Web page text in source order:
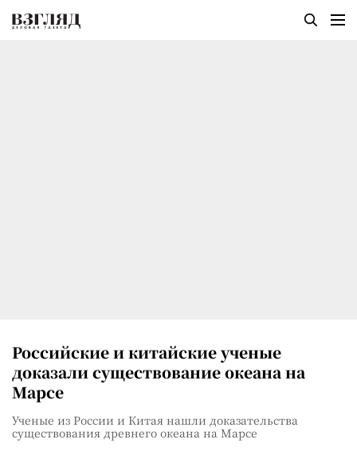
Российские и китайские ученые
доказали существование океана на
Марсе
Ученые из России и Китая нашли доказательства
существования древнего океана на Марсе